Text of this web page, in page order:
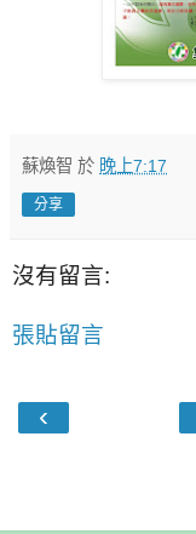
蘇煥智 於 晚上7:17
分享
沒有留言:
張貼留言
‹